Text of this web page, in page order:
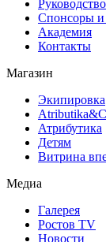
Руководство
Спонсоры и
Академия
Контакты
Магазин
Экипировка
Атрибутика
Детям
Витрина
Медиа
Галерея
Ростов TV
Новости